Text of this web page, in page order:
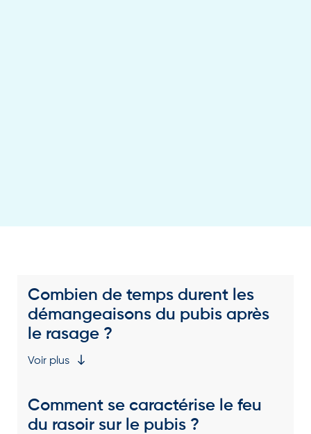
Combien de temps durent les
démangeaisons du pubis après
le rasage ?
Voir plus
Comment se caractérise le feu
du rasoir sur le pubis ?